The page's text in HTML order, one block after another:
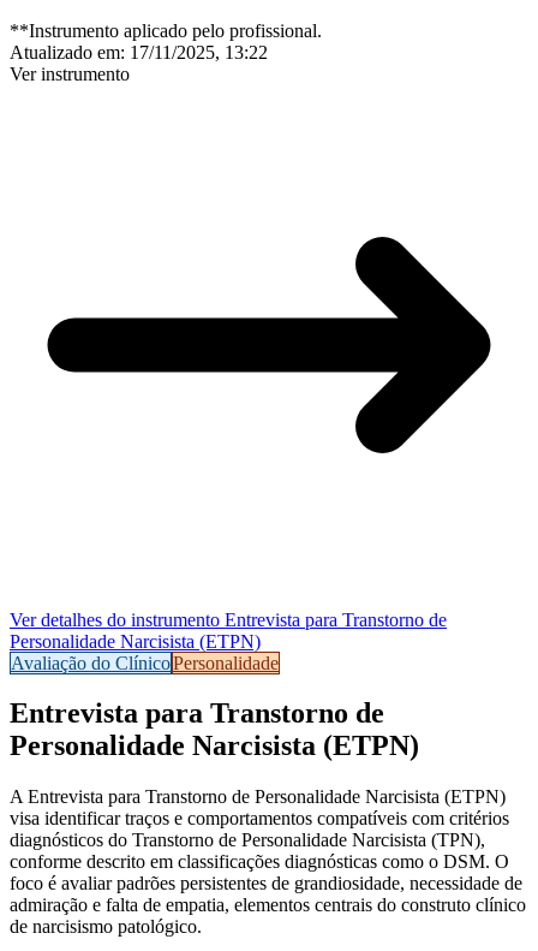
**Instrumento aplicado pelo profissional.
Atualizado em: 17/11/2025, 13:22
Ver instrumento
Ver detalhes do instrumento Entrevista para Transtorno de
Personalidade Narcisista (ETPN)
Avaliação do ClínicoPersonalidade
Entrevista para Transtorno de
Personalidade Narcisista (ETPN)
A Entrevista para Transtorno de Personalidade Narcisista (ETPN)
visa identificar traços e comportamentos compatíveis com critérios
diagnósticos do Transtorno de Personalidade Narcisista (TPN),
conforme descrito em classificações diagnósticas como o DSM. O
foco é avaliar padrões persistentes de grandiosidade, necessidade de
admiração e falta de empatia, elementos centrais do construto clínico
de narcisismo patológico.